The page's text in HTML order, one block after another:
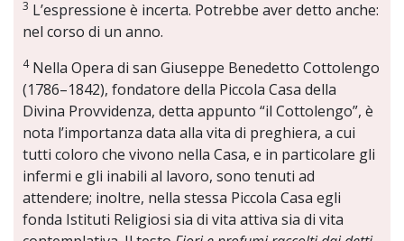
3 L’espressione è incerta. Potrebbe aver detto anche:
nel corso di un anno.
4Nella Opera di san Giuseppe Benedetto Cottolengo
(1786–1842), fondatore della Piccola Casa della
Divina Provvidenza, detta appunto “il Cottolengo”, è
nota l’importanza data alla vita di preghiera, a cui
tutti coloro che vivono nella Casa, e in particolare gli
infermi e gli inabili al lavoro, sono tenuti ad
attendere; inoltre, nella stessa Piccola Casa egli
fonda Istituti Religiosi sia di vita attiva sia di vita